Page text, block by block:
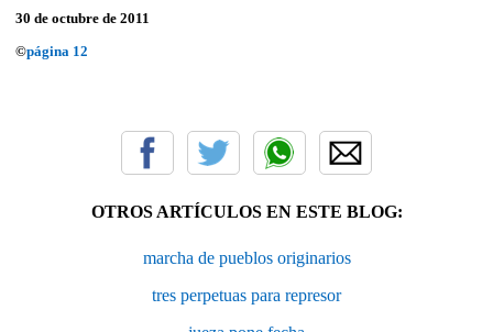
30 de octubre de 2011
©página 12
OTROS ARTÍCULOS EN ESTE BLOG:
marcha de pueblos originarios
tres perpetuas para represor